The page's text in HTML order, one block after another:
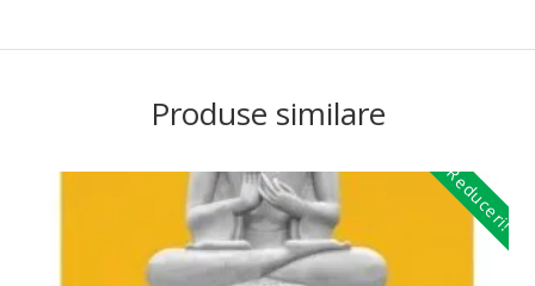
Produse similare
Reduceri!